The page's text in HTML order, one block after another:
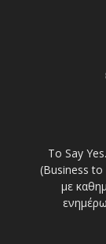
Το Say
(Business
με